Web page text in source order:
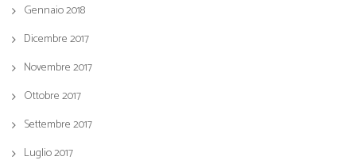
Gennaio 2018
Dicembre 2017
Novembre 2017
Ottobre 2017
Settembre 2017
Luglio 2017